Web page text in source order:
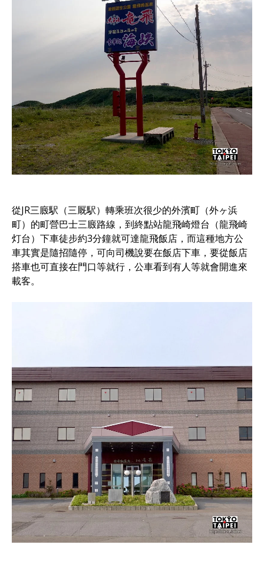
從JR三廄駅（三厩駅）轉乘班次很少的外濱町（外ヶ浜
町）的町營巴士三廄路線，到終點站龍飛崎燈台（龍飛崎
灯台）下車徒步約3分鐘就可達龍飛飯店，而這種地方公
車其實是隨招隨停，可向司機說要在飯店下車，要從飯店
搭車也可直接在門口等就行，公車看到有人等就會開進來
載客。